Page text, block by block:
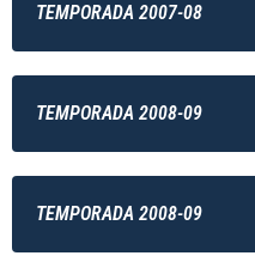
TEMPORADA 2007-08
TEMPORADA 2008-09
TEMPORADA 2008-09